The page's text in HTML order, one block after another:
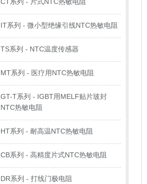
IT系列 - 微小型绝缘引线NTC热敏电阻
TS系列 - NTC温度传感器
MT系列 - 医疗用NTC热敏电阻
GT-T系列 - IGBT用MELF贴片玻封
NTC热敏电阻
HT系列 - 耐高温NTC热敏电阻
CB系列 - 高精度片式NTC热敏电阻
DR系列 - 打线门极电阻